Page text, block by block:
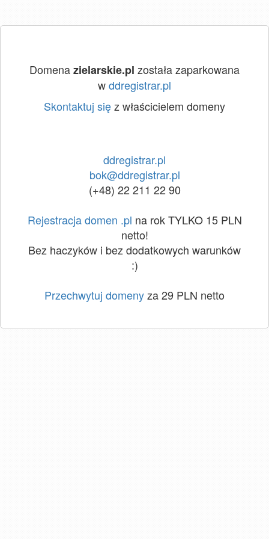
Domenazielarskie.pl została zaparkowana
wddregistrar.pl
Skontaktuj sięz właścicielem domeny
ddregistrar.pl
bok@ddregistrar.pl
(+48) 22 211 22 90
Rejestracja domen .pl na rok TYLKO 15 PLN
netto!
Bez haczyków i bez dodatkowych warunków
:)
Przechwytuj domenyza 29 PLN netto